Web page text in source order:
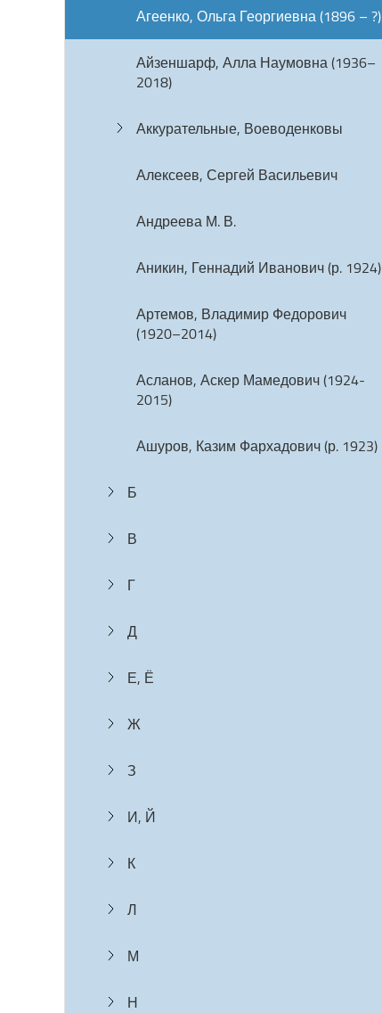
Агеенко, Ольга Георгиевна (1896 – ?)
Айзеншарф, Алла Наумовна (1936–
2018)
Аккурательные, Воеводенковы
Алексеев, Сергей Васильевич
Андреева М. В.
Аникин, Геннадий Иванович (р. 1924)
Артемов, Владимир Федорович
(1920–2014)
Асланов, Аскер Мамедович (1924-
2015)
Ашуров, Казим Фархадович (р. 1923)
Б
В
Г
Д
Е, Ё
Ж
З
И, Й
К
Л
М
Н